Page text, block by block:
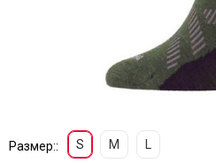
Размер:: S M